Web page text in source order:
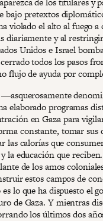
bajo pretextos
violado el alto al fuego a
diariamente y al
Unidos e Israel
todos los pasos
flujo de ayuda por
elaborado programas
en Gaza para
constante, tomar sus
las calorías que
la educación que
de los amos
estos campos de
lo que ha dispuesto el
de Gaza. Y mientras
los últimos dos